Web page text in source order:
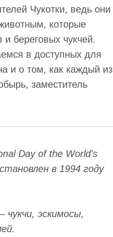
Чукотки, ведь они
которые
береговых чукчей.
в доступных для
и о том, как каждый из
заместитель
Day of the World's
в 1994 году
чукчи, эскимосы,